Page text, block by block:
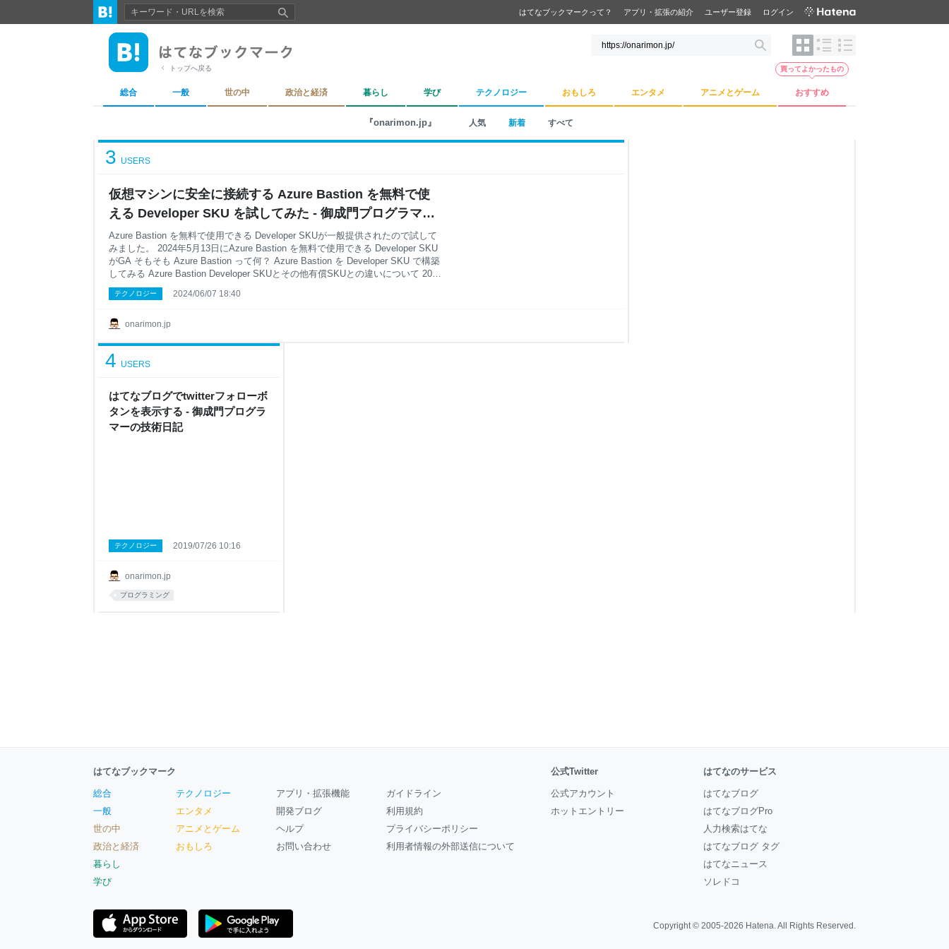
はてなブックマークって？ アプリ・拡張の紹介 ユーザー登録 ログイン
トップへ戻る
総合 一般 世の中 政治と経済 暮らし 学び テクノロジー おもしろ エンタメ アニメとゲーム おすすめ
買ってよかったもの
『onarimon.jp』 人気 新着 すべて
仮想マシンに安全に接続する Azure Bastion を無料で使
える Developer SKU を試してみた - 御成門プログラマー
の技術日記
3 USERS
onarimon.jp
Azure Bastion を無料で使用できる Developer SKUが一般提供されたので試して
みました。 2024年5月13日にAzure Bastion を無料で使用できる Developer SKU
がGA そもそも Azure Bastion って何？ Azure Bastion を Developer SKU で構築
してみる Azure Bastion Developer SKUとその他有償SKUとの違いについて 2024
年5月13日にAzure Bastion を無料で使用できる Developer SKU がGA 2024年5月
13日に Azure Bastion を無料で使用できる Developer SKU がGAしました。
た。 新しい Bastion Develop
テクノロジー 2024/06/07 18:40
はてなブログでtwitterフォローボ
タンを表示する - 御成門プログラ
マーの技術日記
4 USERS
onarimon.jp
テクノロジー 2019/07/26 10:16
プログラミング
はてなブックマーク
総合
一般
世の中
政治と経済
暮らし
学び
テクノロジー
エンタメ
アニメとゲーム
おもしろ
アプリ・拡張機能
開発ブログ
ヘルプ
お問い合わせ
ガイドライン
利用規約
プライバシーポリシー
利用者情報の外部送信について
公式Twitter
公式アカウント
ホットエントリー
はてなのサービス
はてなブログ
はてなブログPro
人力検索はてな
はてなブログ タグ
はてなニュース
ソレドコ
Copyright © 2005-2026 Hatena. All Rights Reserved.